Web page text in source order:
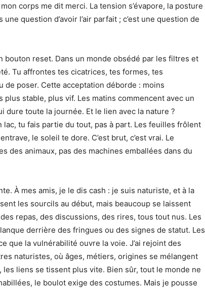
corps me dit merci. La tension s’évapore, la posture
question d’avoir l’air parfait ; c’est une question de
bouton reset. Dans un monde obsédé par les filtres et
Tu affrontes tes cicatrices, tes formes, tes
poser. Cette acceptation déborde : moins
plus stable, plus vif. Les matins commencent avec un
dure toute la journée. Et le lien avec la nature ?
lac, tu fais partie du tout, pas à part. Les feuilles frôlent
le soleil te dore. C’est brut, c’est vrai. Le
des animaux, pas des machines emballées dans du
À mes amis, je le dis cash : je suis naturiste, et à la
les sourcils au début, mais beaucoup se laissent
repas, des discussions, des rires, tous tout nus. Les
derrière des fringues ou des signes de statut. Les
que la vulnérabilité ouvre la voie. J’ai rejoint des
naturistes, où âges, métiers, origines se mélangent
liens se tissent plus vite. Bien sûr, tout le monde ne
le boulot exige des costumes. Mais je pousse